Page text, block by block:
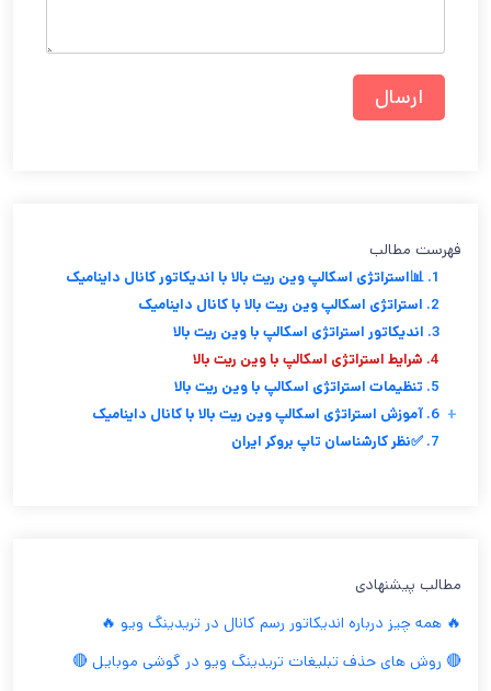
فهرست مطالب
1. 📊استراتژی اسکالپ وین ریت بالا با اندیکاتور کانال داینامیک
2. استراتژی اسکالپ وین ریت بالا با کانال داینامیک
3. اندیکاتور استراتژی اسکالپ با وین ریت بالا
4. شرایط استراتژی اسکالپ با وین ریت بالا
5. تنظیمات استراتژی اسکالپ با وین ریت بالا
6. آموزش استراتژی اسکالپ وین ریت بالا با کانال داینامیک +
7. ✅نظر کارشناسان تاپ بروکر ایران
مطالب پیشنهادی
🔥 همه چیز درباره اندیکاتور رسم کانال در تریدینگ ویو 🔥
🔴 روش های حذف تبلیغات تریدینگ ویو در گوشی موبایل 🔴